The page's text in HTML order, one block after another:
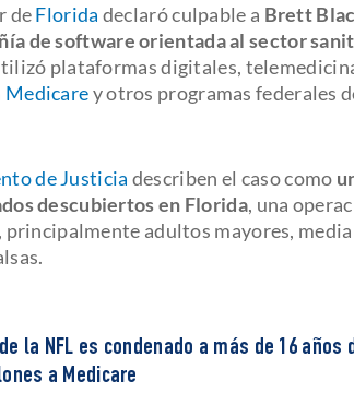
deFlorida declaró culpable a Brett
de software orientada al sector
plataformas digitales,
Medicarey otros programas federales
de Justicia describen el caso como
descubiertos en Florida, una
adultos mayores,
la NFL es condenado a más de 16
a Medicare